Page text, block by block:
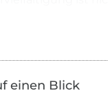
einen Blick